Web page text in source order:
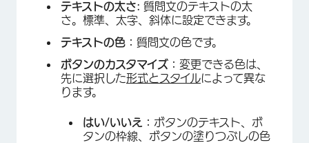
×
テキストの太さ: 質問文のテキストの太
さ。標準、太字、斜体に設定できます。
テキストの色： 質問文の色です。
ボタンのカスタマイズ： 変更できる色は、
先に選択した形式とスタイルによって異な
ります。
はい/いいえ： ボタンのテキスト、ボ
タンの枠線、ボタンの塗りつぶしの色